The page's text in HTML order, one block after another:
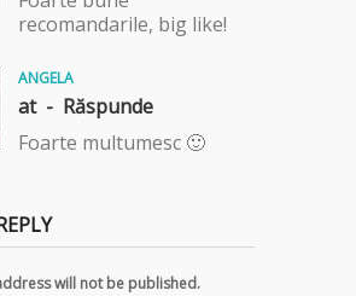
recomandarile, big like!
ANGELA
at - Răspunde
Foarte multumesc 🙂
will not be published.